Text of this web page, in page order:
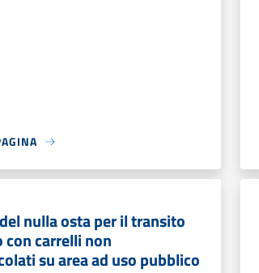
nulla osta per il transito
carrelli non
su area ad uso pubblico